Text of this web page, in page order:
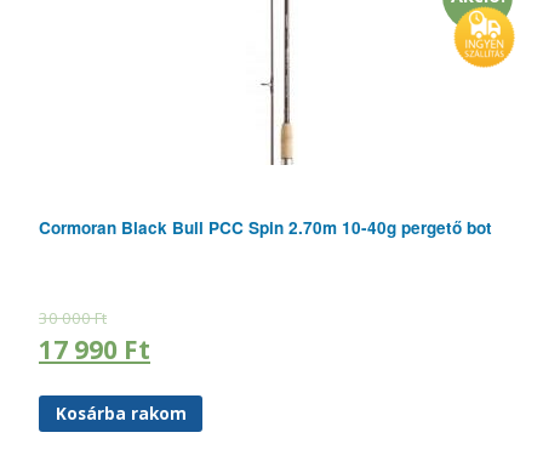
Cormoran Black Bull PCC Spin 2.70m 10-40g pergető bot
30 000Ft
17 990 Ft
Kosárba rakom